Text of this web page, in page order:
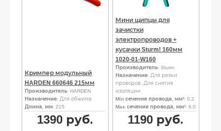
Кримпер модульный
HARDEN 660646 215мм
Производитель: HARDEN
Назначение: Для обжима
Длина, мм: 215
1390руб.
Мини щипцы для
зачистки
электропроводов +
кусачки Sturm! 160мм
1020-01-W160
Производитель: Sturm
Назначение: Для резки
проводов, Для снятия
изоляции
Min сечение провода, мм²: 0.2
Max сечение провода, мм²: 6.0
1190 руб.